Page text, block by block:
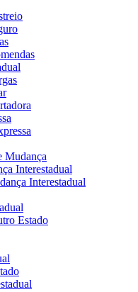
Mudança
Interestadual
Interestadual
Estado